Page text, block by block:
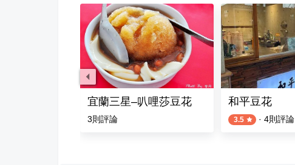
宜蘭三星–叭哩莎豆花
3則評論
和平豆花
3.5 · 4則評論